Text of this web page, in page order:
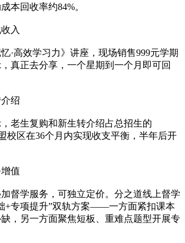
本回收率约84%。
入
·高效学习力》讲座，现场销售999元学期
真正去分享，一个星期到一个月即可回
绍
老生复购和新生转介绍占总招生的
校区在36个月内实现收支平衡，半年后开
值
督学服务，可独立定价。分之道线上督学
+专项提升”双轨方案——一方面紧扣课本
，另一方面聚焦短板、重难点题型开展专